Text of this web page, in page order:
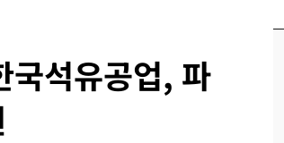
석유공업, 파